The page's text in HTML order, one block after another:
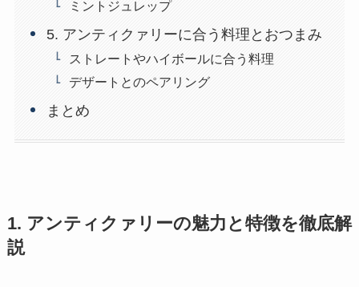
ミントジュレップ
5. アンティクァリーに合う料理とおつまみ
ストレートやハイボールに合う料理
デザートとのペアリング
まとめ
1. アンティクァリーの魅力と特徴を徹底解
説